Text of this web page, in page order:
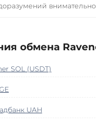
обмена
SOL (USDT)
UAH